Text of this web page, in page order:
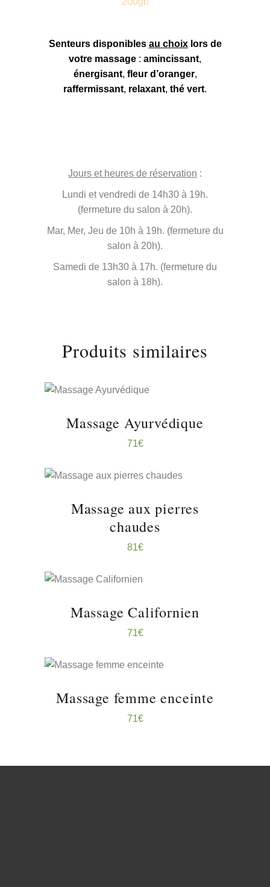
Senteurs disponibles au choixlors de
votre massage : amincissant,
énergisant, fleur d’oranger,
raffermissant, relaxant, thé vert.
Jours et heures de réservation :
Lundi et vendredi de 14h30 à 19h.
(fermeture du salon à 20h).
Mar, Mer, Jeu de 10h à 19h. (fermeture du
salon à 20h).
Samedi de 13h30 à 17h. (fermeture du
salon à 18h).
Produits similaires
Massage Ayurvédique
71€
Massage aux pierres
chaudes
81€
Massage Californien
71€
Massage femme enceinte
71€